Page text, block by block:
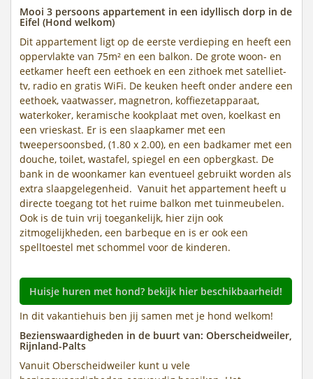
Mooi 3 persoons appartement in een idyllisch dorp in de
Eifel (Hond welkom)
Dit appartement ligt op de eerste verdieping en heeft een
oppervlakte van 75m² en een balkon. De grote woon- en
eetkamer heeft een eethoek en een zithoek met satelliet-
tv, radio en gratis WiFi. De keuken heeft onder andere een
eethoek, vaatwasser, magnetron, koffiezetapparaat,
waterkoker, keramische kookplaat met oven, koelkast en
een vrieskast. Er is een slaapkamer met een
tweepersoonsbed, (1.80 x 2.00), en een badkamer met een
douche, toilet, wastafel, spiegel en een opbergkast. De
bank in de woonkamer kan eventueel gebruikt worden als
extra slaapgelegenheid. Vanuit het appartement heeft u
directe toegang tot het ruime balkon met tuinmeubelen.
Ook is de tuin vrij toegankelijk, hier zijn ook
zitmogelijkheden, een barbeque en is er ook een
spelltoestel met schommel voor de kinderen.
Huisje huren met hond? bekijk hier beschikbaarheid!
In dit vakantiehuis ben jij samen met je hond welkom!
Bezienswaardigheden in de buurt van: Oberscheidweiler,
Rijnland-Palts
Vanuit Oberscheidweiler kunt u vele